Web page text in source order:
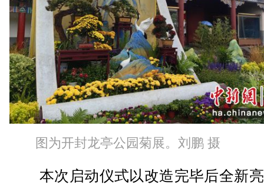
图为开封龙亭公园菊展。刘鹏 摄
本次启动仪式以改造完毕后全新